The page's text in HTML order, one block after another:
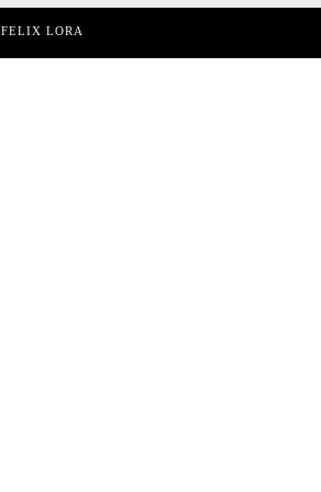
FELIX LORA